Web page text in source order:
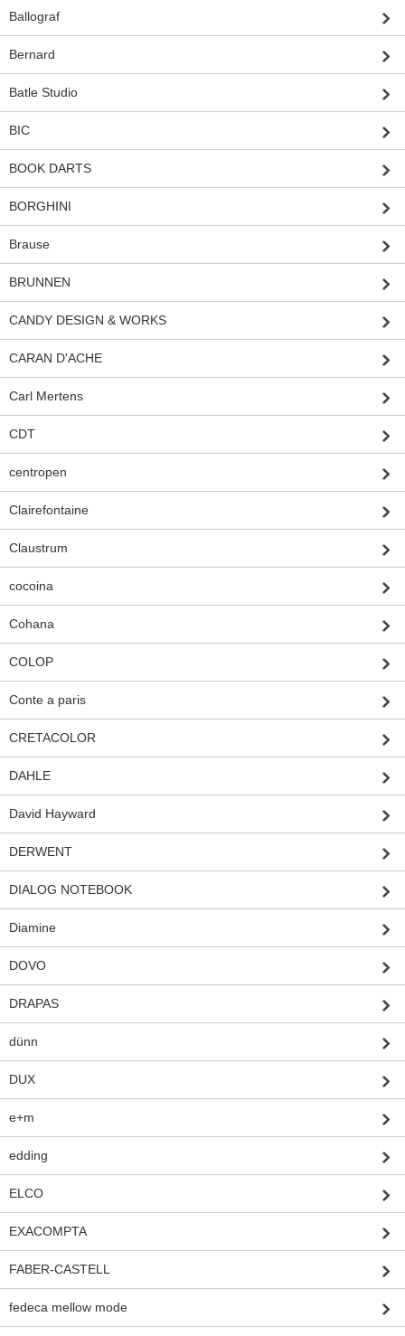
Ballograf
Bernard
Batle Studio
BIC
BOOK DARTS
BORGHINI
Brause
BRUNNEN
CANDY DESIGN & WORKS
CARAN D'ACHE
Carl Mertens
CDT
centropen
Clairefontaine
Claustrum
cocoina
Cohana
COLOP
Conte a paris
CRETACOLOR
DAHLE
David Hayward
DERWENT
DIALOG NOTEBOOK
Diamine
DOVO
DRAPAS
dünn
DUX
e+m
edding
ELCO
EXACOMPTA
FABER-CASTELL
fedeca mellow mode